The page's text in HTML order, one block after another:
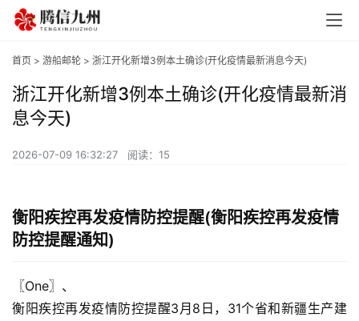
首页 > 游船邮轮 > 浙江开化新增3例本土确诊(开化疫情最新消息今天)
浙江开化新增3例本土确诊(开化疫情最新消
息今天)
2026-07-09 16:32:27 阅读：15
衡阳疾控再发疫情防控提醒(衡阳疾控再发疫情
防控提醒通知)
〖One〗、
衡阳疾控再发疫情防控提醒3月8日，31个省和新疆生产建